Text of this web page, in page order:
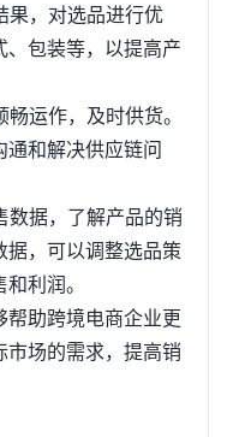
果，对选品进行优
包装等，以提高产
运作，及时供货。
和解决供应链问
数据，了解产品的销
，可以调整选品策
利润。
助跨境电商企业更
场的需求，提高销